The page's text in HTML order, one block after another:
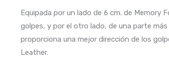
Equipada por un lado de 6 cm. de Memory
golpes, y por el otro lado, de una parte
proporciona una mejor dirección de los
Leather.